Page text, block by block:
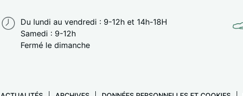
Du lundi au vendredi : 9-12h et 14h-18H
Samedi : 9-12h
Fermé le dimanche